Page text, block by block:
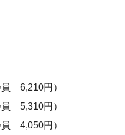
6,210円）
5,310円）
4,050円）